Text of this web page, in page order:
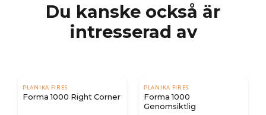
Du kanske också är
intresserad av
PLANIKA FIRES
Forma 1000 Right Corner
PLANIKA FIRES
Forma 1000
Genomsiktlig